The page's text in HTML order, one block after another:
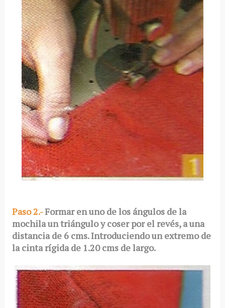
Paso 2.-Formar en uno de los ángulos de la
mochila un triángulo y coser por el revés, a una
distancia de 6 cms. Introduciendo un extremo de
la cinta rígida de 1.20 cms de largo.